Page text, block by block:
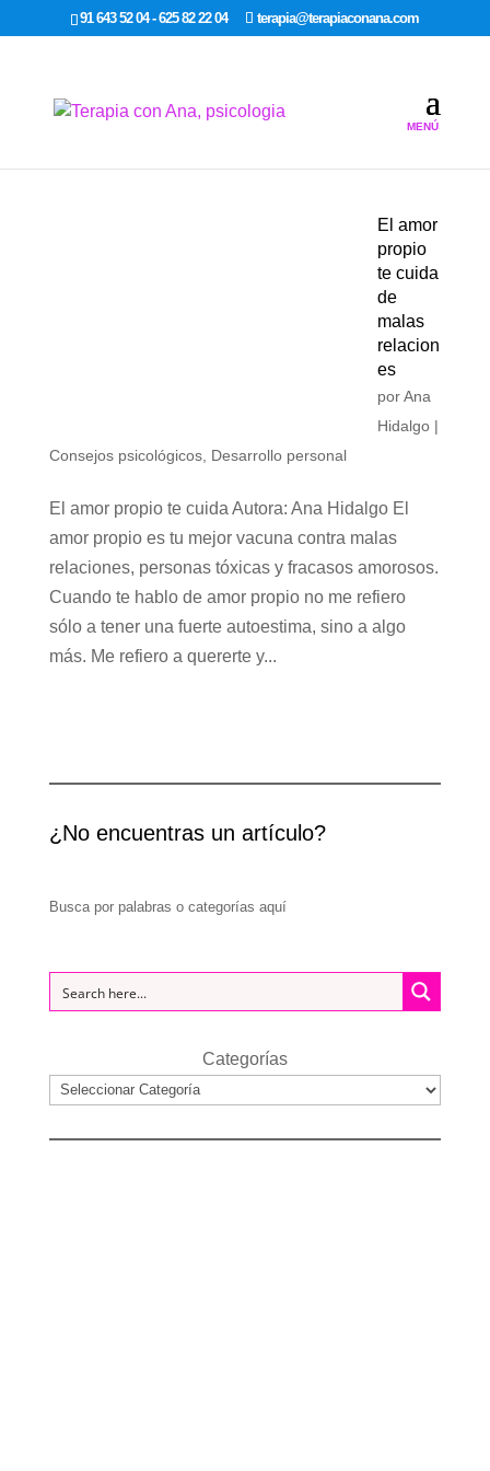
google-site-verification: google7dcda757e565a307.html
91 643 52 04 - 625 82 22 04 terapia@terapiaconana.com
El amor
propio
te cuida
de
malas
relacion
es
porAna
Hidalgo|
Consejos psicológicos, Desarrollo personal
El amor propio te cuida Autora: Ana Hidalgo El
amor propio es tu mejor vacuna contra malas
relaciones, personas tóxicas y fracasos amorosos.
Cuando te hablo de amor propio no me refiero
sólo a tener una fuerte autoestima, sino a algo
más. Me refiero a quererte y...
¿No encuentras un artículo?
Busca por palabras o categorías aquí
Categorías